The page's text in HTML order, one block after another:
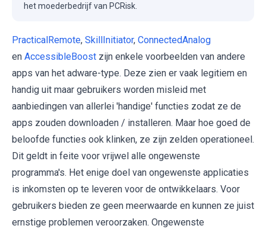
het moederbedrijf van PCRisk.
PracticalRemote, SkillInitiator, ConnectedAnalog
en AccessibleBoost zijn enkele voorbeelden van andere
apps van het adware-type. Deze zien er vaak legitiem en
handig uit maar gebruikers worden misleid met
aanbiedingen van allerlei 'handige' functies zodat ze de
apps zouden downloaden / installeren. Maar hoe goed de
beloofde functies ook klinken, ze zijn zelden operationeel.
Dit geldt in feite voor vrijwel alle ongewenste
programma's. Het enige doel van ongewenste applicaties
is inkomsten op te leveren voor de ontwikkelaars. Voor
gebruikers bieden ze geen meerwaarde en kunnen ze juist
ernstige problemen veroorzaken. Ongewenste